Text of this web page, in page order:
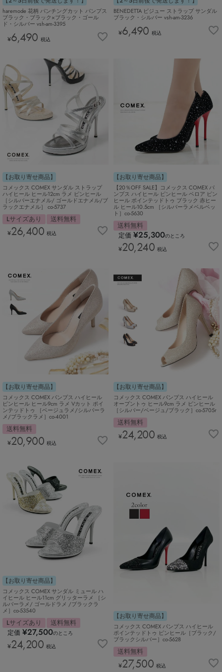
haremode 花柄 パンチングカット パンプス
ブラック・ブラック×ブラック・ゴール
ド・シルバー vsh-am-3395
¥6,490 税込
BENEDETTA ビジュー ストラップ サンダル
ブラック・シルバー vsh-am-3236
¥6,490 税込
【お取り寄せ商品】
コメックス COMEX サンダル ストラップ
ハイヒール ヒール12cm ラメ ピンヒール
［シルバーエナメル/ ゴールドエナメル/ブ
ラックエナメル］ co-5737
Lサイズあり 送料無料
¥26,400 税込
【お取り寄せ商品】
【20％OFF SALE】コメックス COMEX パ
ンプス ハイヒール ピンヒール ベロア ピン
ヒール ポインテッドトゥ ブラック 赤ヒー
ル ヒール10.5cm ［シルバーラメベルベッ
ト］co-5630
送料無料
定価 ¥25,300のところ
¥20,240 税込
【お取り寄せ商品】
コメックス COMEX パンプス ハイヒール
ピンヒール ヒール9cm ラメ Vカット ポイ
ンテッドトゥ ［ベージュラメ/シルバーラ
メ/ブラックラメ］co-4001
送料無料
¥20,900 税込
【お取り寄せ商品】
コメックス COMEX パンプス ハイヒール
オープントゥ ヒール9cm ラメ ピンヒール
［シルバー/ベージュ/ブラック］co-5705r
送料無料
¥24,200 税込
【お取り寄せ商品】
コメックス COMEX サンダル ミュール ハ
イヒール ヒール11cm グリッターラメ ［シ
ルバーラメ/ ゴールドラメ /ブラックラ
メ］co-53540
Lサイズあり
送料無料
定価 ¥27,500のところ
¥24,200 税込
【お取り寄せ商品】
コメックス COMEX パンプス ハイヒール
ポインテッドトゥ ピンヒール［ブラック/
ブラックシルバー］co-5628
送料無料
¥27,500 税込